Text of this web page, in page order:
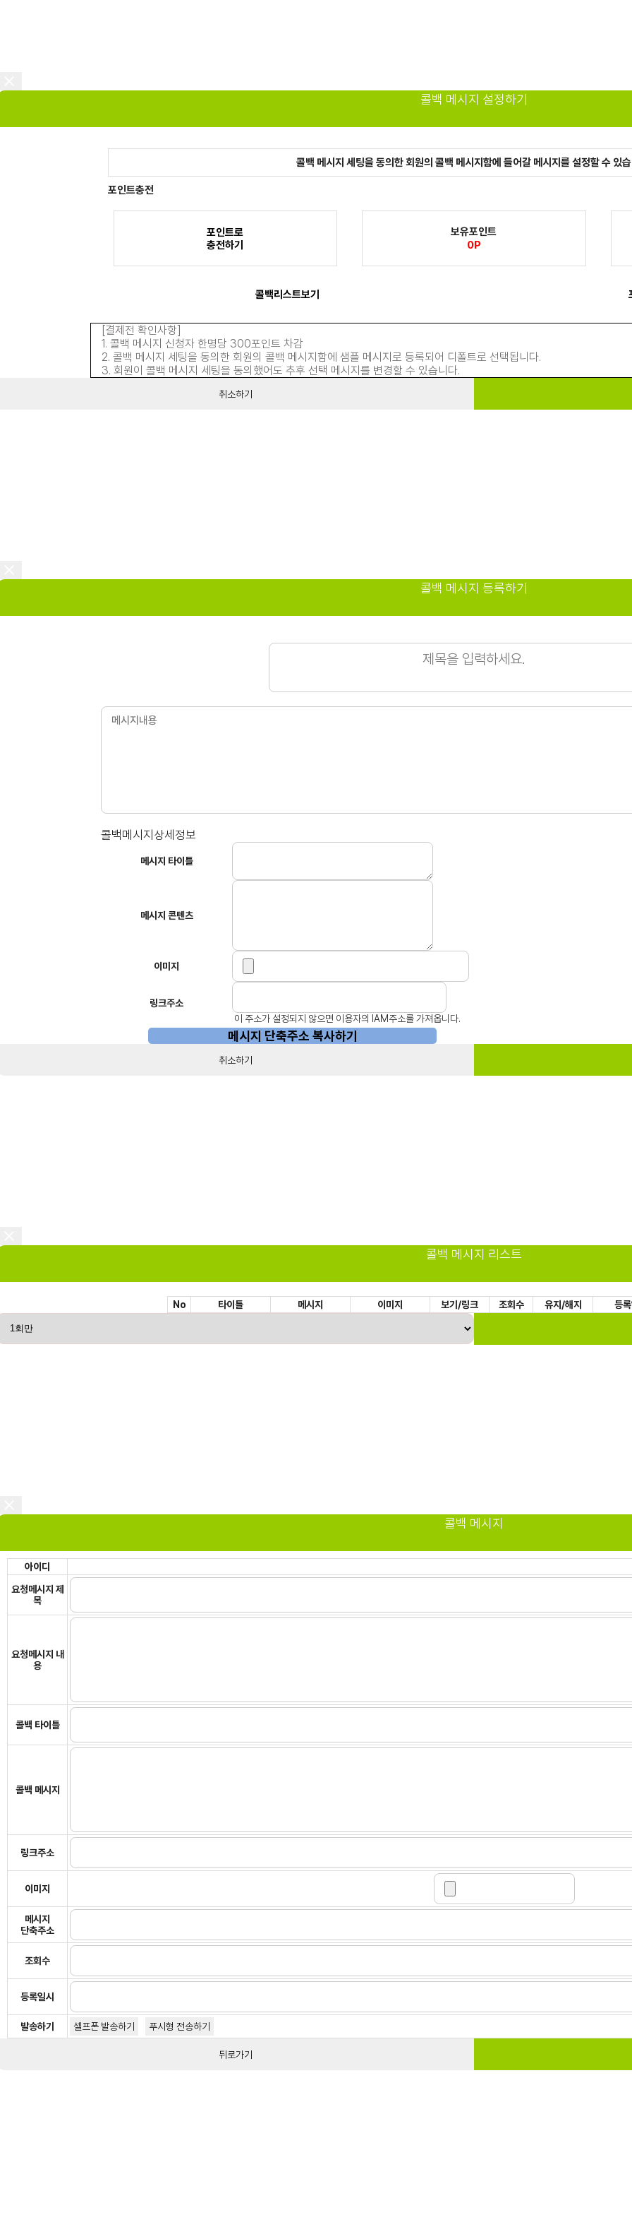
콜백 메시지 설정하기
콜백 메시지 세팅을 동의한 회원의 콜백 메시지함에 들어갈 메시지를 설정할 수 있
포인트충전
포인트로
충전하기
보유포인트
0P
콜백리스트보기
[결제전 확인사항]
1. 콜백 메시지 신청자 한명당 300포인트 차감
2. 콜백 메시지 세팅을 동의한 회원의 콜백 메시지함에 샘플 메시지로 등록되어 디폴트로 선택됩니다.
3. 회원이 콜백 메시지 세팅을 동의했어도 추후 선택 메시지를 변경할 수 있습니다.
취소하기
콜백 메시지 등록하기
콜백메시지상세정보
메시지 타이틀
메시지 콘텐츠
이미지
링크주소
이 주소가 설정되지 않으면 이용자의 IAM주소를 가져옵니다.
메시지 단축주소 복사하기
취소하기
콜백 메시지 리스트
No 타이틀 메시지 이미지 보기/링크 조회수 유지/해지 등
콜백 메시지
아이디
요청메시지 제
목
요청메시지 내
용
콜백 타이틀
콜백 메시지
링크주소
이미지
메시지
단축주소
조회수
등록일시
발송하기 셀프폰 발송하기 푸시형 전송하기
뒤로가기